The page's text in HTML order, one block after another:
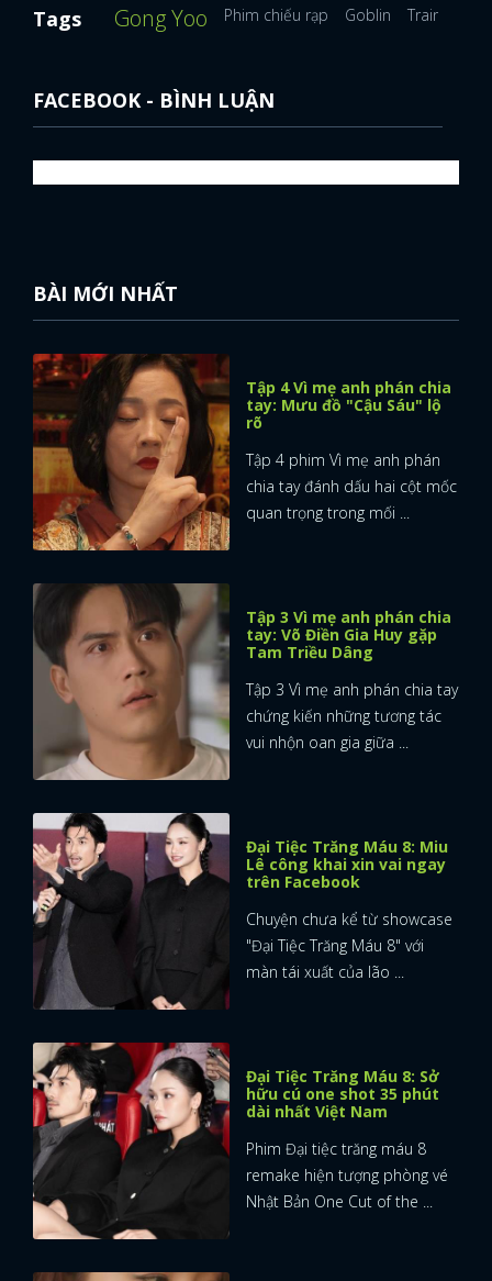
Tags Gong Yoo Phim chiếu rạp Goblin Train To
FACEBOOK - BÌNH LUẬN
BÀI MỚI NHẤT
Tập 4 Vì mẹ anh phán chia
tay: Mưu đồ "Cậu Sáu" lộ
rõ
Tập 4 phim Vì mẹ anh phán
chia tay đánh dấu hai cột mốc
quan trọng trong mối ...
Tập 3 Vì mẹ anh phán chia
tay: Võ Điền Gia Huy gặp
Tam Triều Dâng
Tập 3 Vì mẹ anh phán chia tay
chứng kiến những tương tác
vui nhộn oan gia giữa ...
Đại Tiệc Trăng Máu 8: Miu
Lê công khai xin vai ngay
trên Facebook
Chuyện chưa kể từ showcase
"Đại Tiệc Trăng Máu 8" với
màn tái xuất của lão ...
Đại Tiệc Trăng Máu 8: Sở
hữu cú one shot 35 phút
dài nhất Việt Nam
Phim Đại tiệc trăng máu 8
remake hiện tượng phòng vé
Nhật Bản One Cut of the ...